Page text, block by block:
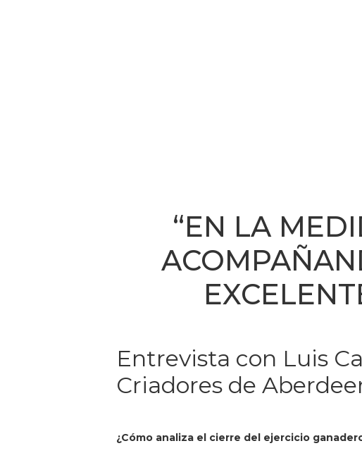
“EN LA
Entrevista con Luis
Criadores de
¿Cómo analiza el cierre del ejercicio